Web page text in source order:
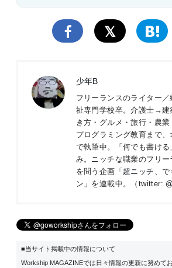
少年B
フリーランスのライター
祉専門学校卒。介護士→建
き方・グルメ・旅行・農
プログラミング教育まで
で執筆中。「何でも書ける
み。ニッチな職業のフリ
を問う企画「超ニッチ、で
ン 」を連載中。（twitter:
■当サイト掲載中の情報について
Workship MAGAZINEでは日々情報の更新に努めて